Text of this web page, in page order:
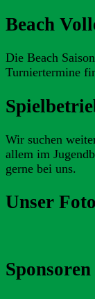
Beach
Die Beach
Turniertermine
Wir suchen
allem im
gerne bei uns.
Unser
Sponsoren